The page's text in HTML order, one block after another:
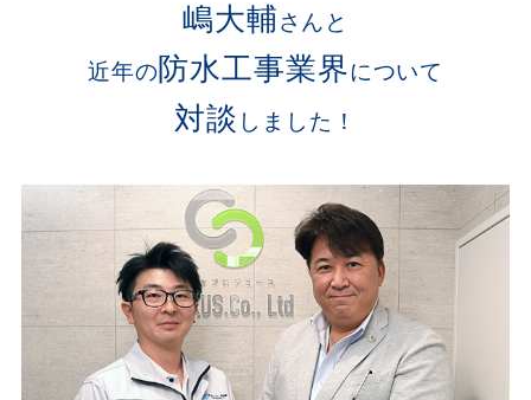
嶋大輔さんと
近年の防水工事業界について
対談 しました！